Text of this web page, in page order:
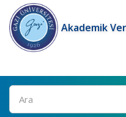
Akademik
Ara